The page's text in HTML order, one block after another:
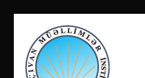
atla
(Enter